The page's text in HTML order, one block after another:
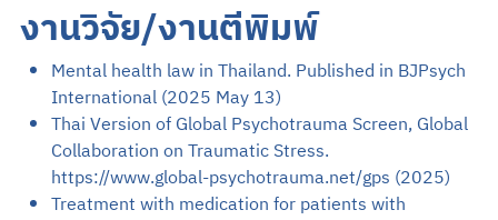
งานวิจัย/งานตีพิมพ์
Mental health law in Thailand. Published in BJPsych
International (2025 May 13)
Thai Version of Global Psychotrauma Screen, Global
Collaboration on Traumatic Stress.
https://www.global-psychotrauma.net/gps (2025)
Treatment with medication for patients with